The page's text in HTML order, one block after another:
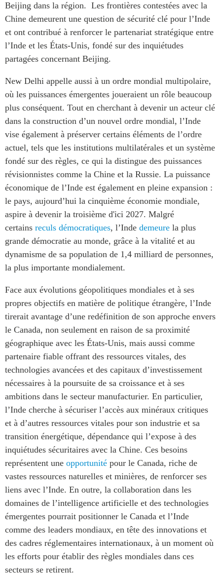
Beijing dans la région. Les frontières contestées avec la
Chine demeurent une question de sécurité clé pour l’Inde
et ont contribué à renforcer le partenariat stratégique entre
l’Inde et les États-Unis, fondé sur des inquiétudes
partagées concernant Beijing.
New Delhi appelle aussi à un ordre mondial multipolaire,
où les puissances émergentes joueraient un rôle beaucoup
plus conséquent. Tout en cherchant à devenir un acteur clé
dans la construction d’un nouvel ordre mondial, l’Inde
vise également à préserver certains éléments de l’ordre
actuel, tels que les institutions multilatérales et un système
fondé sur des règles, ce qui la distingue des puissances
révisionnistes comme la Chine et la Russie. La puissance
économique de l’Inde est également en pleine expansion :
le pays, aujourd’hui la cinquième économie mondiale,
aspire à devenir la troisième d'ici 2027. Malgré
certains reculs démocratiques, l’Inde demeure la plus
grande démocratie au monde, grâce à la vitalité et au
dynamisme de sa population de 1,4 milliard de personnes,
la plus importante mondialement.
Face aux évolutions géopolitiques mondiales et à ses
propres objectifs en matière de politique étrangère, l’Inde
tirerait avantage d’une redéfinition de son approche envers
le Canada, non seulement en raison de sa proximité
géographique avec les États-Unis, mais aussi comme
partenaire fiable offrant des ressources vitales, des
technologies avancées et des capitaux d’investissement
nécessaires à la poursuite de sa croissance et à ses
ambitions dans le secteur manufacturier. En particulier,
l’Inde cherche à sécuriser l’accès aux minéraux critiques
et à d’autres ressources vitales pour son industrie et sa
transition énergétique, dépendance qui l’expose à des
inquiétudes sécuritaires avec la Chine. Ces besoins
représentent une opportunité pour le Canada, riche de
vastes ressources naturelles et minières, de renforcer ses
liens avec l’Inde. En outre, la collaboration dans les
domaines de l’intelligence artificielle et des technologies
émergentes pourrait positionner le Canada et l’Inde
comme des leaders mondiaux, en tête des innovations et
des cadres réglementaires internationaux, à un moment où
les efforts pour établir des règles mondiales dans ces
secteurs se retirent.